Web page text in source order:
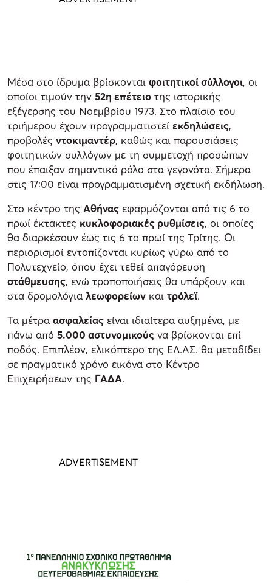
Μέσα στο ίδρυμα βρίσκονται φοιτητικοί σύλλογοι, οι
οποίοι τιμούν την 52η επέτειο της ιστορικής
εξέγερσης του Νοεμβρίου 1973. Στο πλαίσιο του
τριήμερου έχουν προγραμματιστεί εκδηλώσεις,
προβολές ντοκιμαντέρ, καθώς και παρουσιάσεις
φοιτητικών συλλόγων με τη συμμετοχή προσώπων
που έπαιξαν σημαντικό ρόλο στα γεγονότα. Σήμερα
στις 17:00 είναι προγραμματισμένη σχετική εκδήλωση.
Στο κέντρο της Αθήνας εφαρμόζονται από τις 6 το
πρωί έκτακτες κυκλοφοριακές ρυθμίσεις, οι οποίες
θα διαρκέσουν έως τις 6 το πρωί της Τρίτης. Οι
περιορισμοί εντοπίζονται κυρίως γύρω από το
Πολυτεχνείο, όπου έχει τεθεί απαγόρευση
στάθμευσης, ενώ τροποποιήσεις θα υπάρξουν και
στα δρομολόγια λεωφορείων και τρόλεϊ.
Τα μέτρα ασφαλείας είναι ιδιαίτερα αυξημένα, με
πάνω από 5.000 αστυνομικούς να βρίσκονται επί
ποδός. Επιπλέον, ελικόπτερο της ΕΛ.ΑΣ. θα μεταδίδει
σε πραγματικό χρόνο εικόνα στο Κέντρο
Επιχειρήσεων της ΓΑΔΑ.